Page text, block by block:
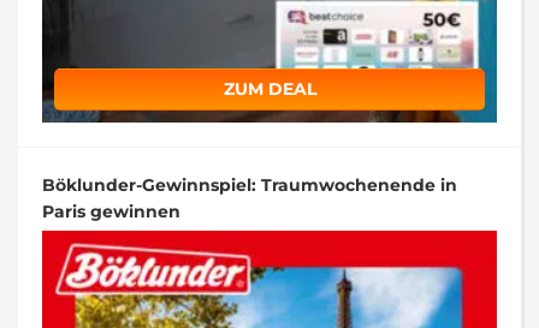
ZUM DEAL
Böklunder-Gewinnspiel: Traumwochenende in
Paris gewinnen